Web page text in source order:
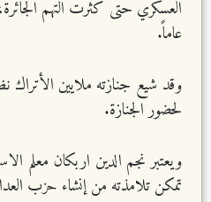
عاماً.
وقد شيع جنازته ملايين الأتراك
لحضور الجنازة.
ويعتبر نجم الدين اربكان معلم
تمكن تلامذته من إنشاء حزب